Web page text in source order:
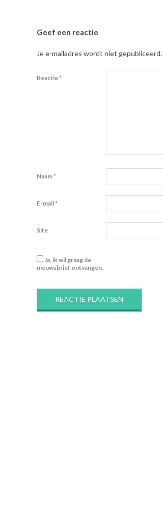
Geef een reactie
Je e-mailadres wordt niet gepubliceerd.
Reactie*
Naam*
E-mail*
Site
Ja, ik wil graag de
nieuwsbrief ontvangen.